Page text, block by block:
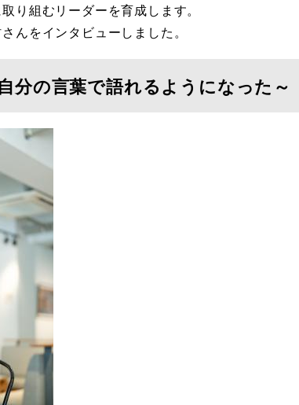
り組むリーダーを育成します。
んをインタビューしました。
分の言葉で語れるようになった～